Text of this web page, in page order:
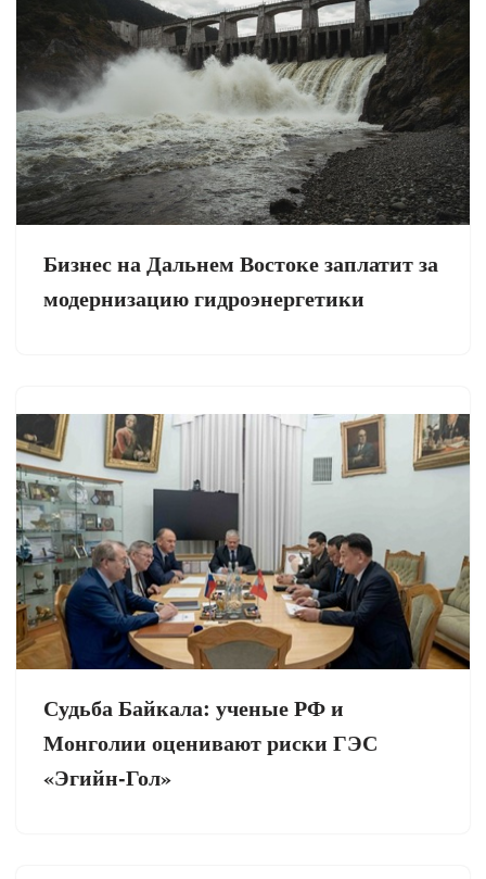
Бизнес на Дальнем Востоке заплатит за
модернизацию гидроэнергетики
Судьба Байкала: ученые РФ и
Монголии оценивают риски ГЭС
«Эгийн-Гол»